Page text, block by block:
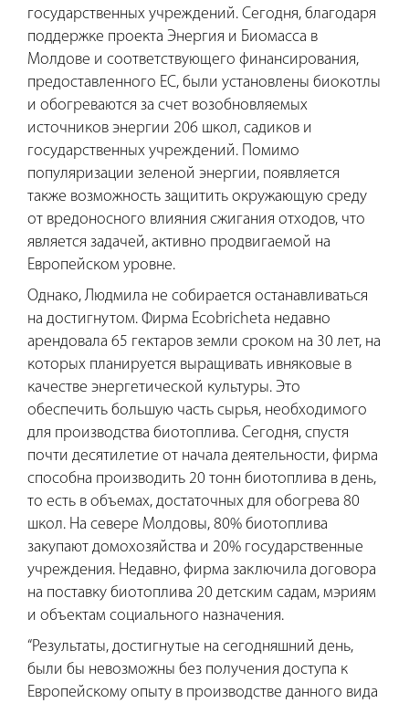
государственных учреждений. Сегодня, благодаря
поддержке проекта Энергия и Биомасса в
Молдове и соответствующего финансирования,
предоставленного ЕС, были установлены биокотлы
и обогреваются за счет возобновляемых
источников энергии 206 школ, садиков и
государственных учреждений. Помимо
популяризации зеленой энергии, появляется
также возможность защитить окружающую среду
от вредоносного влияния сжигания отходов, что
является задачей, активно продвигаемой на
Европейском уровне.
Однако, Людмила не собирается останавливаться
на достигнутом. Фирма Ecobricheta недавно
арендовала 65 гектаров земли сроком на 30 лет, на
которых планируется выращивать ивняковые в
качестве энергетической культуры. Это
обеспечить большую часть сырья, необходимого
для производства биотоплива. Сегодня, спустя
почти десятилетие от начала деятельности, фирма
способна производить 20 тонн биотоплива в день,
то есть в объемах, достаточных для обогрева 80
школ. На севере Молдовы, 80% биотоплива
закупают домохозяйства и 20% государственные
учреждения. Недавно, фирма заключила договора
на поставку биотоплива 20 детским садам, мэриям
и объектам социального назначения.
“Результаты, достигнутые на сегодняшний день,
были бы невозможны без получения доступа к
Европейскому опыту в производстве данного вида